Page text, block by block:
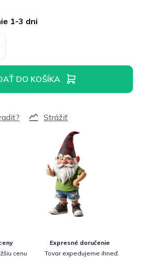
1-3 dni
DO KOŠÍKA
Strážiť
cenu
Expresné doručenie
Tovar expedujeme ihneď.